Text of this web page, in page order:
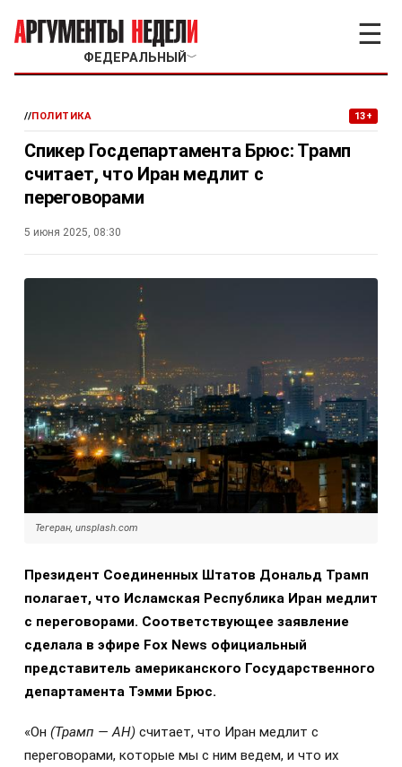
ФЕДЕРАЛЬНЫЙ ﹀
☰
//ПОЛИТИКА 13+
Спикер Госдепартамента Брюс: Трамп
считает, что Иран медлит с
переговорами
5 июня 2025, 08:30
Тегеран, unsplash.com
Президент Соединенных Штатов Дональд Трамп
полагает, что Исламская Республика Иран медлит
с переговорами. Соответствующее заявление
сделала в эфире Fox News официальный
представитель американского Государственного
департамента Тэмми Брюс.
«Он (Трамп — АН) считает, что Иран медлит с
переговорами, которые мы с ним ведем, и что их